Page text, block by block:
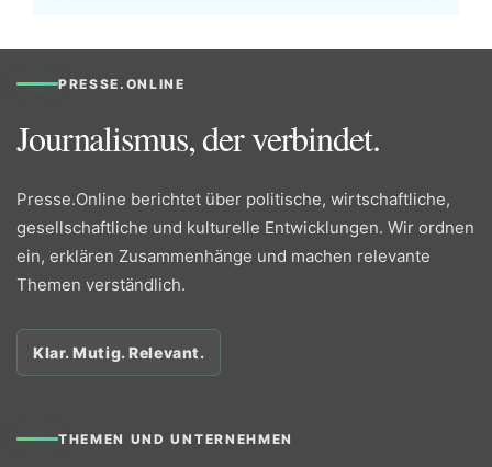
PRESSE.ONLINE
Journalismus, der verbindet.
Presse.Online berichtet über politische, wirtschaftliche,
gesellschaftliche und kulturelle Entwicklungen. Wir ordnen
ein, erklären Zusammenhänge und machen relevante
Themen verständlich.
Klar. Mutig. Relevant.
THEMEN UND UNTERNEHMEN